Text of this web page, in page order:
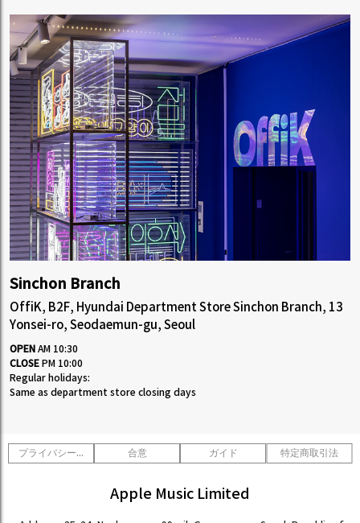
Sinchon Branch
OffiK, B2F, Hyundai Department Store Sinchon Branch, 13
Yonsei-ro, Seodaemun-gu, Seoul
OPEN AM 10:30
CLOSE PM 10:00
Regular holidays:
Same as department store closing days
プライバシーポリシー 合意 ガイド 特定商取引法
Apple Music Limited